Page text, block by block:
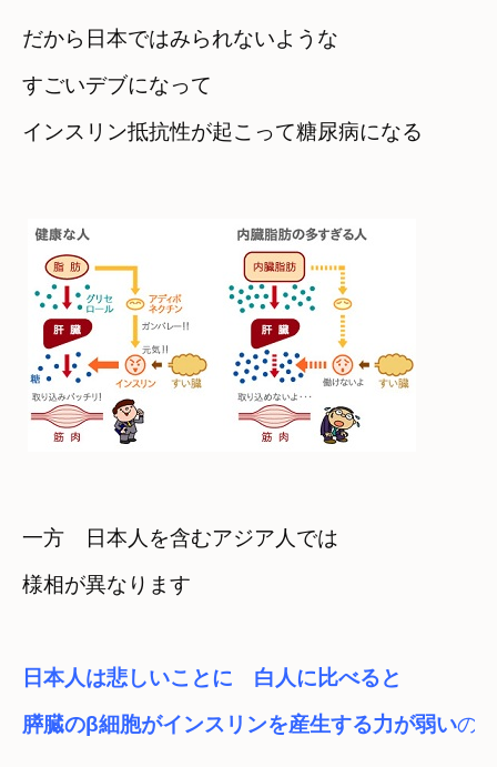
だから日本ではみられないような
すごいデブになって
インスリン抵抗性が起こって糖尿病になる
一方　日本人を含むアジア人では
様相が異なります
日本人は悲しいことに　白人に比べると
膵臓のβ細胞がインスリンを産生する力が弱いの